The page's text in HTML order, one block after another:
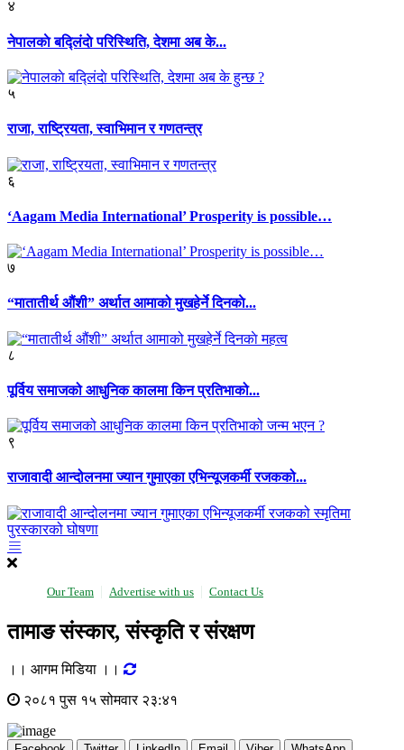
४
नेपालकाे बद्लिंदाे परिस्थिति, देशमा अब के...
५
राजा, राष्ट्रियता, स्वाभिमान र गणतन्त्र
६
‘Aagam Media International’ Prosperity is possible…
७
“मातातीर्थ औंशी” अर्थात आमाको मुखहेर्ने दिनकाे...
८
पूर्विय समाजको आधुनिक कालमा किन प्रतिभाको...
९
राजावादी आन्दोलनमा ज्यान गुमाएका एभिन्यूजकर्मी रजकको...
Our Team Advertise with us Contact Us
तामाङ संस्कार, संस्कृति र संरक्षण
।। आगम मिडिया ।।
२०८१ पुस १५ सोमवार २३:४१